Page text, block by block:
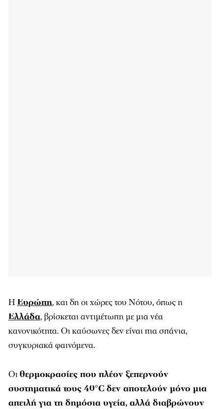
ΗΕυρώπη, και δη οι χώρες του Νότου, όπως η
Ελλάδα, βρίσκεται αντιμέτωπη με μια νέα
κανονικότητα. Οι καύσωνες δεν είναι πια σπάνια,
συγκυριακά φαινόμενα.
Οιθερμοκρασίες που πλέον ξεπερνούν
συστηματικά τους 40°C δεν αποτελούν μόνο μια
απειλή για τη δημόσια υγεία, αλλά διαβρώνουν